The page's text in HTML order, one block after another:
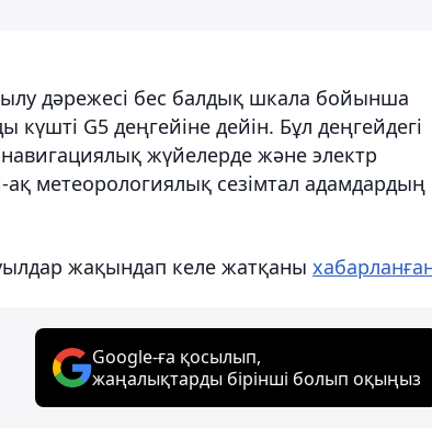
дәрежесі бес балдық шкала бойынша
күшті G5 деңгейіне дейін. Бұл деңгейдегі
жүйелерде және электр
метеорологиялық сезімтал адамдардың
жақындап келе жатқаны
Google-ға қосылып,
жаңалықтарды бірінші болып оқыңыз